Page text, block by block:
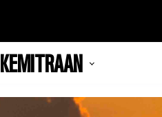
KEMITRAAN